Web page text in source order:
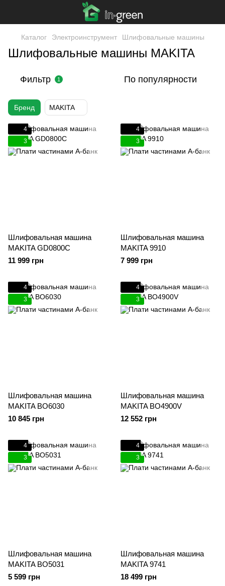
Каталог Электроинструмент Шлифовальные машины
Шлифовальные машины MAKITA
Фильтр 1 По популярности
Бренд MAKITA
4
3
Шлифовальная машина
MAKITA GD0800C
11 999 грн
4
3
Шлифовальная машина
MAKITA 9910
7 999 грн
4
3
Шлифовальная машина
MAKITA BO6030
10 845 грн
4
3
Шлифовальная машина
MAKITA BO4900V
12 552 грн
4
3
Шлифовальная машина
MAKITA BO5031
5 599 грн
4
3
Шлифовальная машина
MAKITA 9741
18 499 грн